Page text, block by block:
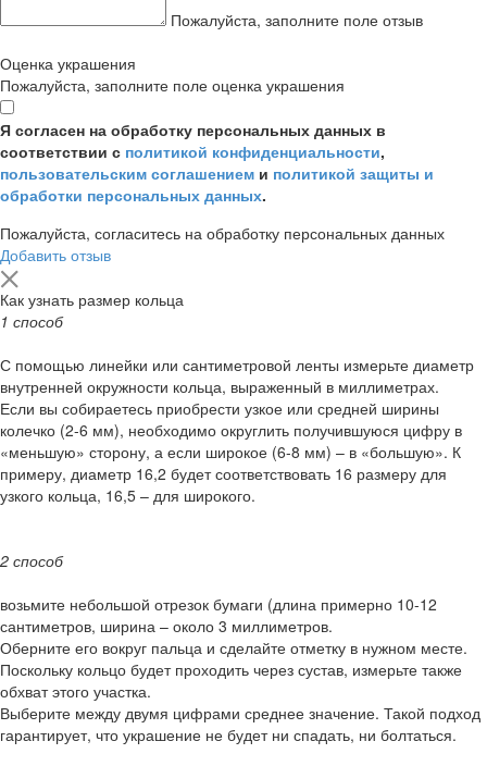
Пожалуйста, заполните поле отзыв
Оценка украшения
Пожалуйста, заполните поле оценка украшения
Я согласен на обработку персональных данных в
соответствии с политикой конфиденциальности,
пользовательским соглашением и политикой защиты и
обработки персональных данных.
Пожалуйста, согласитесь на обработку персональных данных
Добавить отзыв
Как узнать размер кольца
1 способ
С помощью линейки или сантиметровой ленты измерьте диаметр
внутренней окружности кольца, выраженный в миллиметрах.
Если вы собираетесь приобрести узкое или средней ширины
колечко (2-6 мм), необходимо округлить получившуюся цифру в
«меньшую» сторону, а если широкое (6-8 мм) – в «большую». К
примеру, диаметр 16,2 будет соответствовать 16 размеру для
узкого кольца, 16,5 – для широкого.
2 способ
возьмите небольшой отрезок бумаги (длина примерно 10-12
сантиметров, ширина – около 3 миллиметров.
Оберните его вокруг пальца и сделайте отметку в нужном месте.
Поскольку кольцо будет проходить через сустав, измерьте также
обхват этого участка.
Выберите между двумя цифрами среднее значение. Такой подход
гарантирует, что украшение не будет ни спадать, ни болтаться.